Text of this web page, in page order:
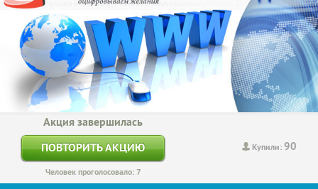
Купили:90
Акция завершилась
ПОВТОРИТЬ АКЦИЮ
Человек проголосовало: 7